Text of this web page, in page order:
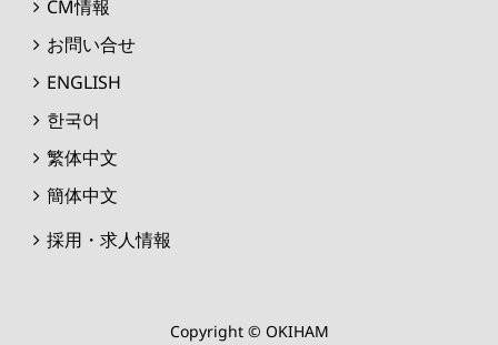
CM情報
お問い合せ
ENGLISH
한국어
繁体中文
簡体中文
採用・求人情報
Copyright © OKIHAM